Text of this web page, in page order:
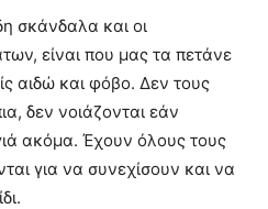
σκάνδαλα και οι
είναι που μας τα πετάνε
αιδώ και φόβο. Δεν τους
δεν νοιάζονται εάν
ακόμα. Έχουν όλους τους
για να συνεχίσουν και να